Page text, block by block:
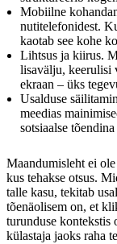
Mobiilne
nutitelefonidest.
kaotab see kohe
Lihtsus ja kiirus.
lisavälju, keerulisi
ekraan – üks
Usalduse
meedias
sotsiaalse
Maandumisleht ei
kus tehakse otsus.
talle kasu, tekitab
tõenäolisem on, et
turunduse kontekstis
külastaja jaoks raha